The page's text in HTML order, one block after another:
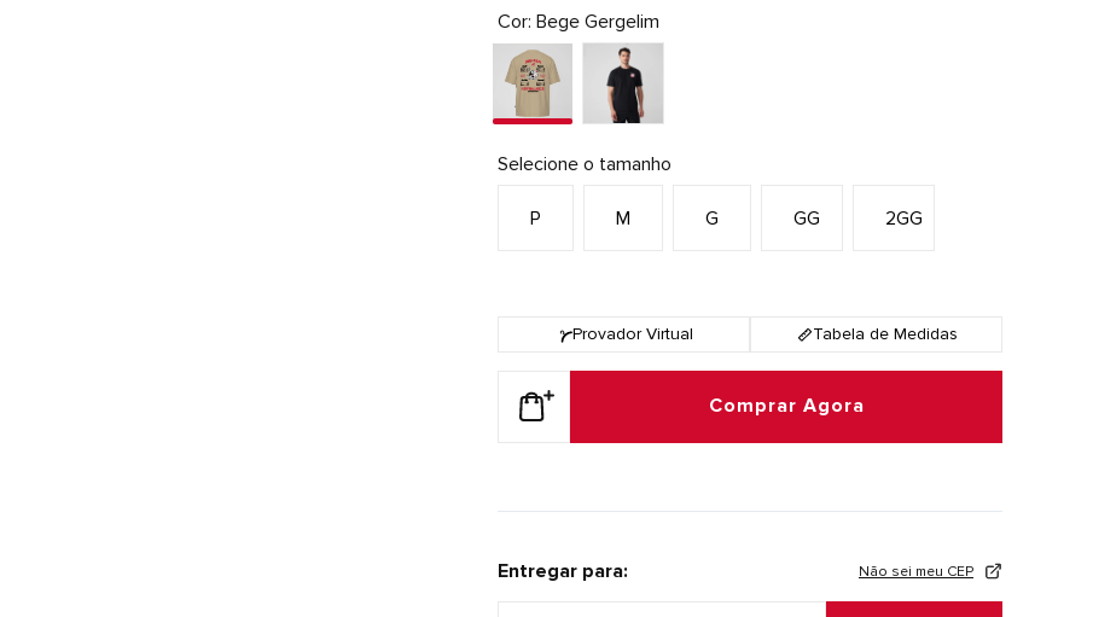
Cor Bege Gergelim
Selecione o tamanho
2GG
G GG
M
P
Provador Virtual Tabela de Medidas
Comprar Agora
Entregar para: Não sei meu CEP